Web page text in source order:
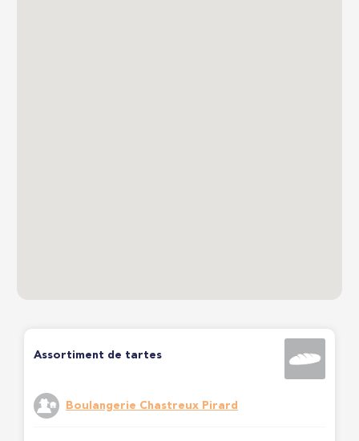
Assortiment de tartes
Boulangerie Chastreux Pirard